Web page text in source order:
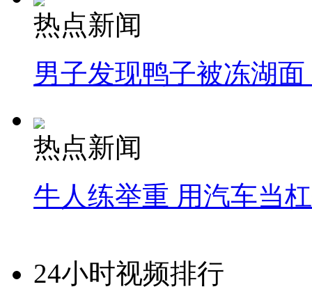
热点新闻
男子发现鸭子被冻湖
热点新闻
牛人练举重 用汽车当
24小时视频排行